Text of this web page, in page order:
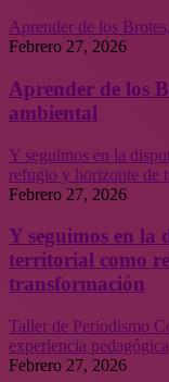
Aprender de los
Febrero 27, 2026
Aprender de los
ambiental
Y seguimos en la
refugio y horizonte de
Febrero 27, 2026
Y seguimos en
territorial como
transformación
Taller de Periodismo
experiencia pedagógica
Febrero 27, 2026